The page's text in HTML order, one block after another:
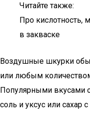
Читайте также:
Про кислотность,
в закваске
Воздушные шкурки
или любым
Популярными вкусами
соль и уксус или сахар